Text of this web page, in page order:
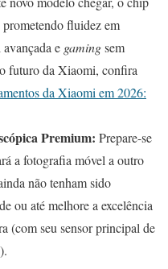
fluidez em
e gamingsem
futuro da Xiaomi, confira
da Xiaomi em 2026:
Premium: Prepare-se
a fotografia móvel a outro
não tenham sido
ou até melhore a excelência
(com seu sensor principal de